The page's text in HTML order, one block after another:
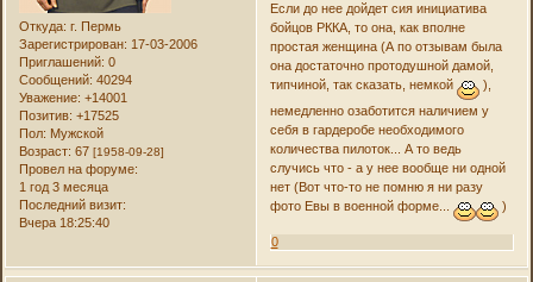
Откуда: г. Пермь
Зарегистрирован: 17-03-2006
Приглашений: 0
Сообщений: 40294
Уважение: +14001
Позитив: +17525
Пол: Мужской
Возраст: 67[1958-09-28]
Провел на форуме:
1 год 3 месяца
Последний визит:
Вчера 18:25:40
Если до нее дойдет сия инициатива
бойцов РККА, то она, как вполне
простая женщина (А по отзывам была
она достаточно протодушной дамой,
типчиной, так сказать, немкой
),
немедленно озаботится наличием у
себя в гардеробе необходимого
количества пилоток... А то ведь
случись что - а у нее вообще ни одной
нет (Вот что-то не помню я ни разу
фото Евы в военной форме...
)
0